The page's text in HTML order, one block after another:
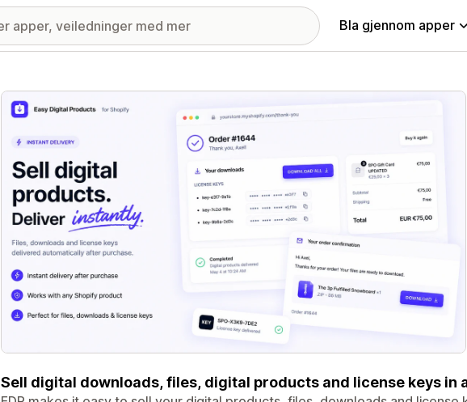
Bla gjennom apper
Galleri med fremhevede bilder
Sell digital downloads, files, digital products and license keys in